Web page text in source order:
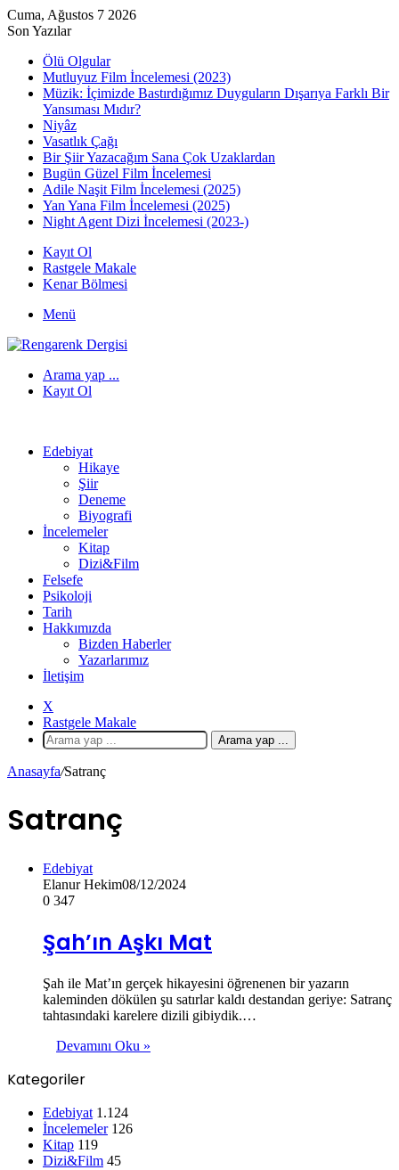
Cuma, Ağustos 7 2026
Son Yazılar
Ölü Olgular
Mutluyuz Film İncelemesi (2023)
Müzik: İçimizde Bastırdığımız Duyguların Dışarıya Farklı Bir
Yansıması Mıdır?
Niyâz
Vasatlık Çağı
Bir Şiir Yazacağım Sana Çok Uzaklardan
Bugün Güzel Film İncelemesi
Adile Naşit Film İncelemesi (2025)
Yan Yana Film İncelemesi (2025)
Night Agent Dizi İncelemesi (2023-)
Kayıt Ol
Rastgele Makale
Kenar Bölmesi
Menü
Arama yap ...
Kayıt Ol
Edebiyat
Hikaye
Şiir
Deneme
Biyografi
İncelemeler
Kitap
Dizi&Film
Felsefe
Psikoloji
Tarih
Hakkımızda
Bizden Haberler
Yazarlarımız
İletişim
X
Rastgele Makale
Arama yap ...
Anasayfa/Satranç
Satranç
Edebiyat
Elanur Hekim08/12/2024
0 347
Şah’ın Aşkı Mat
Şah ile Mat’ın gerçek hikayesini öğrenenen bir yazarın
kaleminden dökülen şu satırlar kaldı destandan geriye: Satranç
tahtasındaki karelere dizili gibiydik.…
Devamını Oku »
Kategoriler
Edebiyat 1.124
İncelemeler 126
Kitap 119
Dizi&Film 45